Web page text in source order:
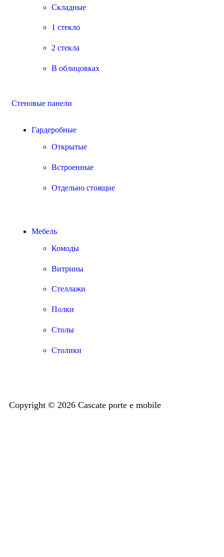
Складные
1 стекло
2 стекла
В облицовках
Стеновые панели
Гардеробные
Открытые
Встроенные
Отдельно стоящие
Мебель
Комоды
Витрины
Стеллажи
Полки
Столы
Столики
Copyright © 2026 Cascate porte e mobile